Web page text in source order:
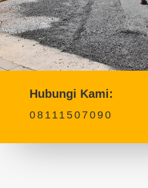
Hubungi Kami:
08111507090